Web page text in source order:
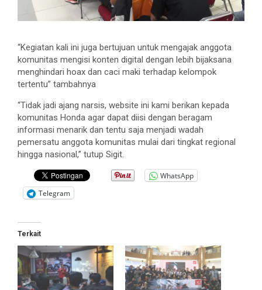
“Kegiatan kali ini juga bertujuan untuk mengajak anggota
komunitas mengisi konten digital dengan lebih bijaksana
menghindari hoax dan caci maki terhadap kelompok
tertentu” tambahnya
“Tidak jadi ajang narsis, website ini kami berikan kepada
komunitas Honda agar dapat diisi dengan beragam
informasi menarik dan tentu saja menjadi wadah
pemersatu anggota komunitas mulai dari tingkat regional
hingga nasional,” tutup Sigit.
WhatsApp
Telegram
Terkait